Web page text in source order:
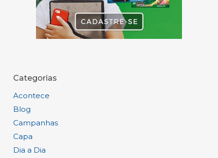
Categorias
Acontece
Blog
Campanhas
Capa
Dia a Dia